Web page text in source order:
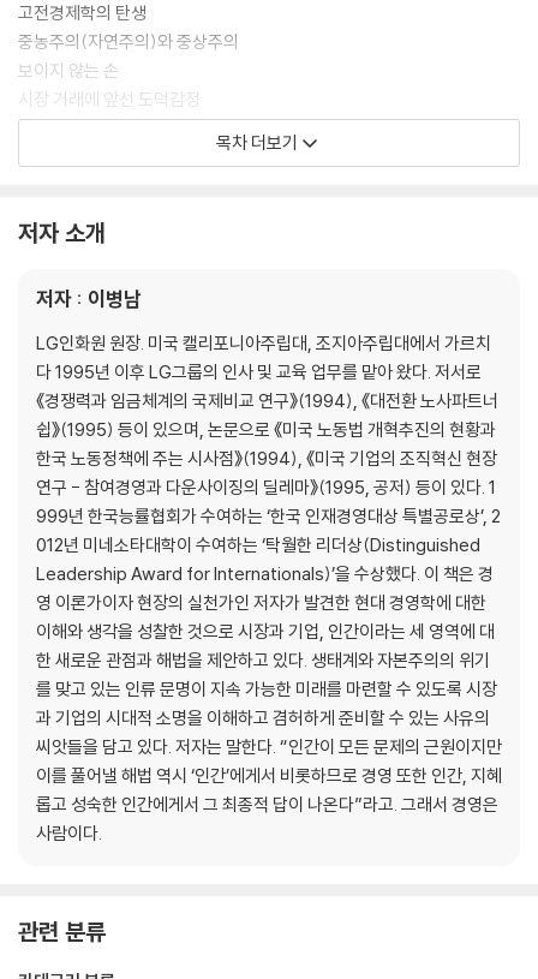
고전경제학의 탄생
중농주의(자연주의)와 중상주의
보이지 않는 손
시장 거래에 앞선 도덕감정
수요와 공급 곡선
다양성의 이유
시장과 정부의 이분법
공유지의 비극을 넘어서
사회적 자본의 공유 조건
공유경제와 지속가능성
시장 이해의 전통과 전망
2. 기업
기업의 이윤 극대화 신화
기업은 생명체라는 비유
생명을 위한 자양분
기업의 존재 이유
이윤의 역설
한국의 기업 재벌
대안적 지배구조
월가를 점령하라
희망의 기업들
각성의 시대
깨어 있는 자본주의
사랑받는 기업
기업의 사회적 책임
3. 인간
목차 더보기
저자 소개
저자 : 이병남
LG인화원 원장. 미국 캘리포니아주립대, 조지아주립대에서 가르치
다 1995년 이후 LG그룹의 인사 및 교육 업무를 맡아 왔다. 저서로
《경쟁력과 임금체계의 국제비교 연구》(1994), 《대전환 노사파트너
쉽》(1995) 등이 있으며, 논문으로 《미국 노동법 개혁추진의 현황과
한국 노동정책에 주는 시사점》(1994), 《미국 기업의 조직혁신 현장
연구 - 참여경영과 다운사이징의 딜레마》(1995, 공저) 등이 있다. 1
999년 한국능률협회가 수여하는 ‘한국 인재경영대상 특별공로상’, 2
012년 미네소타대학이 수여하는 ‘탁월한 리더상(Distinguished
Leadership Award for Internationals)’을 수상했다. 이 책은 경
영 이론가이자 현장의 실천가인 저자가 발견한 현대 경영학에 대한
이해와 생각을 성찰한 것으로 시장과 기업, 인간이라는 세 영역에 대
한 새로운 관점과 해법을 제안하고 있다. 생태계와 자본주의의 위기
를 맞고 있는 인류 문명이 지속 가능한 미래를 마련할 수 있도록 시장
과 기업의 시대적 소명을 이해하고 겸허하게 준비할 수 있는 사유의
씨앗들을 담고 있다. 저자는 말한다. “인간이 모든 문제의 근원이지만
이를 풀어낼 해법 역시 ‘인간’에게서 비롯하므로 경영 또한 인간, 지혜
롭고 성숙한 인간에게서 그 최종적 답이 나온다”라고. 그래서 경영은
사람이다.
관련 분류